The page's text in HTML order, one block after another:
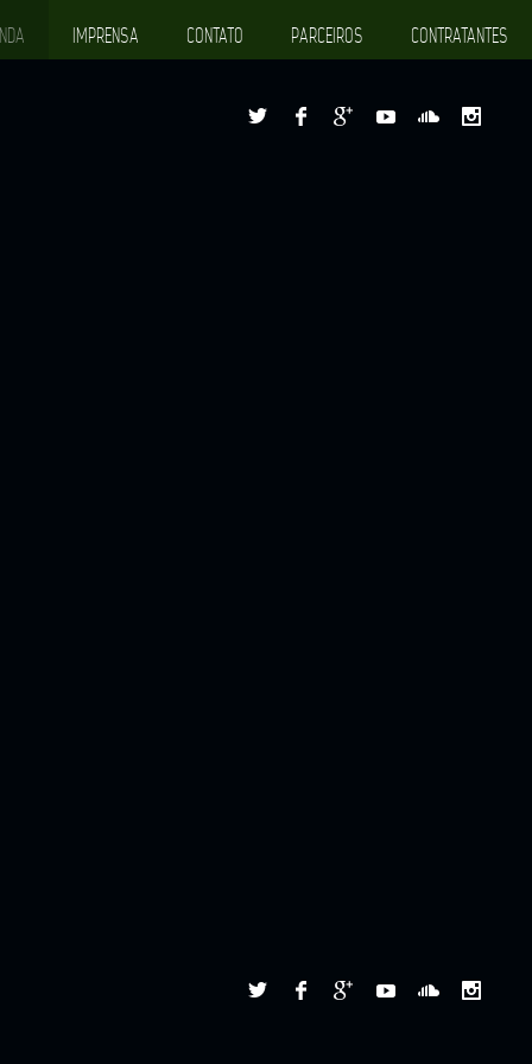
IMPRENSA CONTATO PARCEIROS CONTRATANTES